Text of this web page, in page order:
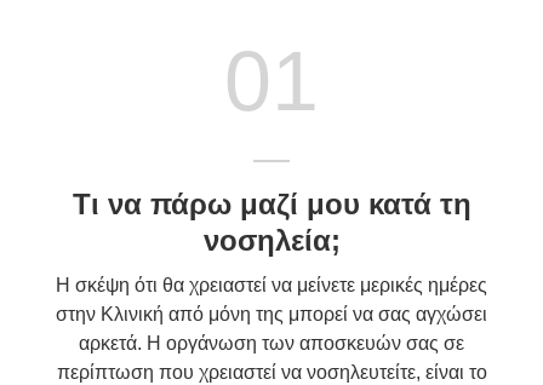
01
Τι να πάρω μαζί μου κατά τη
νοσηλεία;
Η σκέψη ότι θα χρειαστεί να μείνετε μερικές ημέρες
στην Κλινική από μόνη της μπορεί να σας αγχώσει
αρκετά. Η οργάνωση των αποσκευών σας σε
περίπτωση που χρειαστεί να νοσηλευτείτε, είναι το